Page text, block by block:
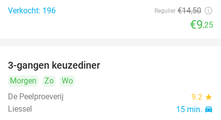
Verkocht: 196 Regulier €14,50
€9,25
3-gangen keuzediner
Morgen Zo
Wo
De Peelproeverij
9.2 star
Liessel 15 min. directions_car